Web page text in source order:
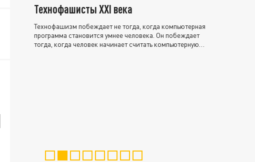
Технофашисты XXI века
Технофашизм побеждает не тогда, когда компьютерная
программа становится умнее человека. Он побеждает
тогда, когда человек начинает считать компьютерную